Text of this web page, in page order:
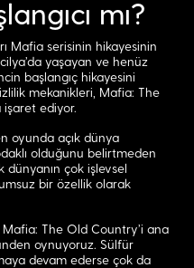
mı?
Mafia serisinin hikayesinin
yaşayan ve henüz
başlangıç hikayesini
mekanikleri, Mafia: The
işaret ediyor.
oyunda açık dünya
olduğunu belirtmeden
dünyanın çok işlevsel
bir özellik olarak
The Old Country’i ana
oynuyoruz. Sülfür
devam ederse çok da